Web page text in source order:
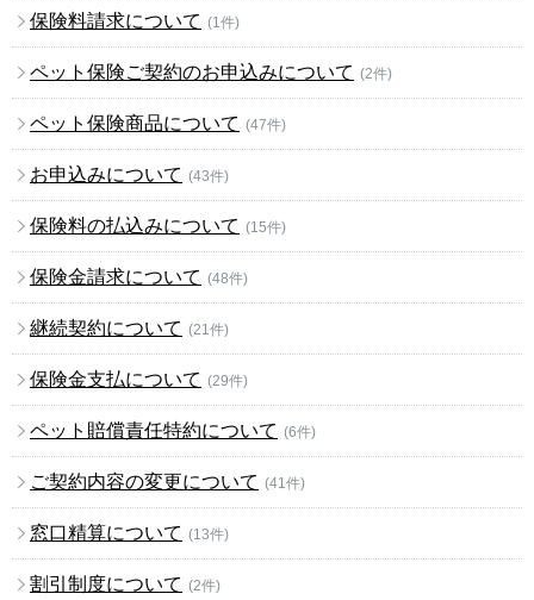
保険料請求について (1件)
ペット保険ご契約のお申込みについて (2件)
ペット保険商品について (47件)
お申込みについて (43件)
保険料の払込みについて (15件)
保険金請求について (48件)
継続契約について (21件)
保険金支払について (29件)
ペット賠償責任特約について (6件)
ご契約内容の変更について (41件)
窓口精算について (13件)
割引制度について (2件)